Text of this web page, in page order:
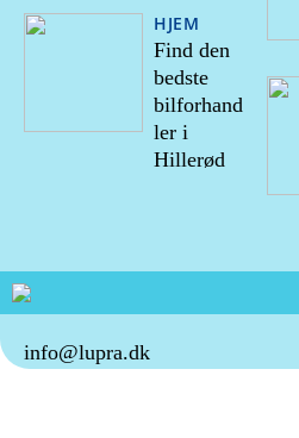
HJEM
Find den
bedste
bilforhand
ler i
Hillerød
info@lupra.dk